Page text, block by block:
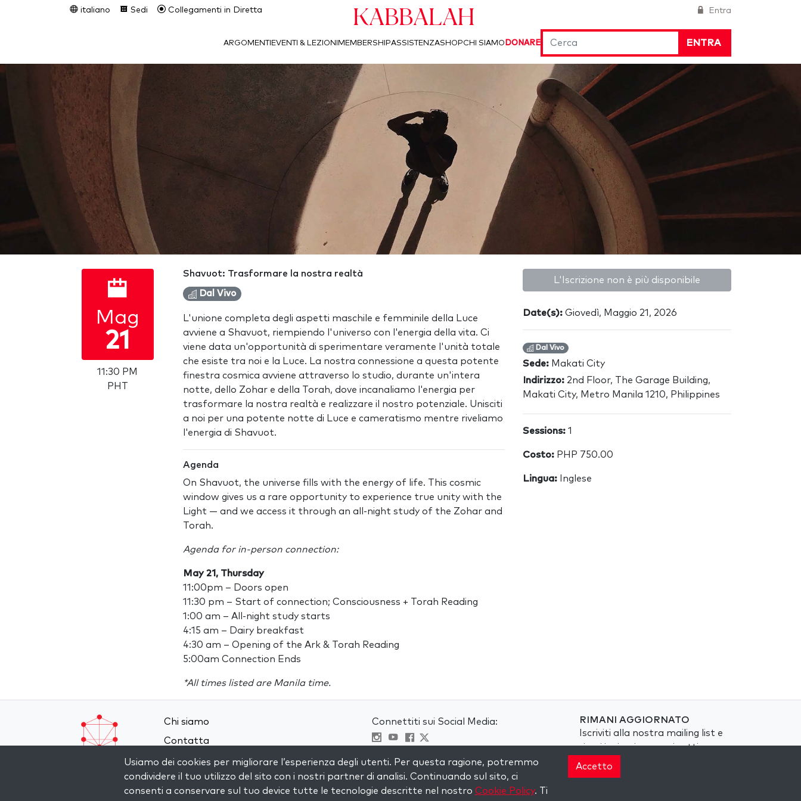
Entra
italiano Sedi Collegamenti in Diretta Kabbalah
ENTRA
ARGOMENTI EVENTI & LEZIONI MEMBERSHIPASSISTENZASHOPCHI SIAMO DONARE
Mag
21
11:30 PM
PHT
Shavuot: Trasformare la nostra realtà
Dal Vivo
L'unione completa degli aspetti maschile e femminile della Luce
avviene a Shavuot, riempiendo l'universo con l'energia della vita. Ci
viene data un'opportunità di sperimentare veramente l'unità totale
che esiste tra noi e la Luce. La nostra connessione a questa potente
finestra cosmica avviene attraverso lo studio, durante un'intera
notte, dello Zohar e della Torah, dove incanaliamo l'energia per
trasformare la nostra realtà e realizzare il nostro potenziale. Unisciti
a noi per una potente notte di Luce e cameratismo mentre riveliamo
l'energia di Shavuot.
Agenda
On Shavuot, the universe fills with the energy of life. This cosmic
window gives us a rare opportunity to experience true unity with the
Light — and we access it through an all-night study of the Zohar and
Torah.
Agenda for in-person connection:
May 21, Thursday
11:00pm – Doors open
11:30 pm – Start of connection; Consciousness + Torah Reading
1:00 am – All-night study starts
4:15 am – Dairy breakfast
4:30 am – Opening of the Ark & Torah Reading
5:00am Connection Ends
*All times listed are Manila time.
L'Iscrizione non è più disponibile
Date(s): Giovedì, Maggio 21, 2026
Dal Vivo
Sede: Makati City
Indirizzo: 2nd Floor, The Garage Building,
Makati City, Metro Manila 1210, Philippines
Sessions: 1
Costo: PHP 750.00
Lingua: Inglese
Chi siamo
Contatta
Termini e Condizioni
Privacy Policy
Connettiti sui Social Media:
Visit kabbalah master classes
RIMANI AGGIORNATO
Iscriviti alla nostra mailing list e
ricevi ispirazione ogni settimana
nella tua casella di posta.
Usiamo dei cookies per migliorare l’esperienza degli utenti. Per questa ragione, potremmo
condividere il tuo utilizzo del sito con i nostri partner di analisi. Continuando sul sito, ci
consenti a conservare sul tuo device tutte le tecnologie descritte nel nostro Cookie Policy. Ti
Accetto